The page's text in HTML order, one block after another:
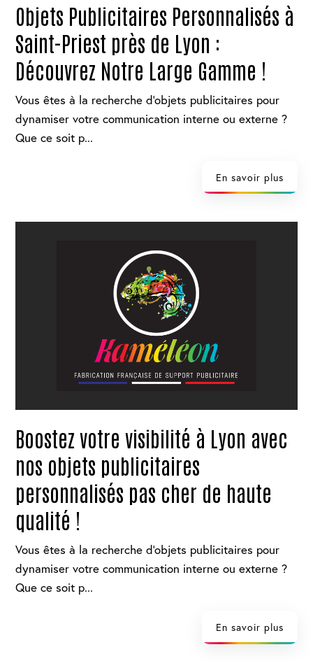
Objets Publicitaires Personnalisés à
Saint-Priest près de Lyon :
Découvrez Notre Large Gamme !
Vous êtes à la recherche d'objets publicitaires pour
dynamiser votre communication interne ou externe ?
Que ce soit p...
En savoir plus
Boostez votre visibilité à Lyon avec
nos objets publicitaires
personnalisés pas cher de haute
qualité !
Vous êtes à la recherche d'objets publicitaires pour
dynamiser votre communication interne ou externe ?
Que ce soit p...
En savoir plus